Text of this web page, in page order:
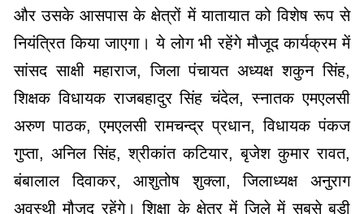
और उसके आसपास के क्षेत्रों में यातायात को विशेष रूप से
नियंत्रित किया जाएगा। ये लोग भी रहेंगे मौजूद कार्यक्रम में
सांसद साक्षी महाराज, जिला पंचायत अध्यक्ष शकुन सिंह,
शिक्षक विधायक राजबहादुर सिंह चंदेल, स्नातक एमएलसी
अरुण पाठक, एमएलसी रामचन्द्र प्रधान, विधायक पंकज
गुप्ता, अनिल सिंह, श्रीकांत कटियार, बृजेश कुमार रावत,
बंबालाल दिवाकर, आशुतोष शुक्ला, जिलाध्यक्ष अनुराग
अवस्थी मौजूद रहेंगे। शिक्षा के क्षेत्र में जिले में सबसे बड़ी